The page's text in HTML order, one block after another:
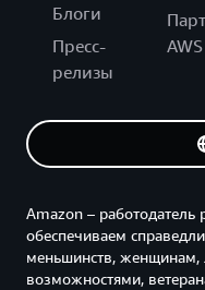
Блоги
Пресс-
релизы
AWS
Amazon –
обеспечиваем
меньшинств, женщинам,
возможностями,